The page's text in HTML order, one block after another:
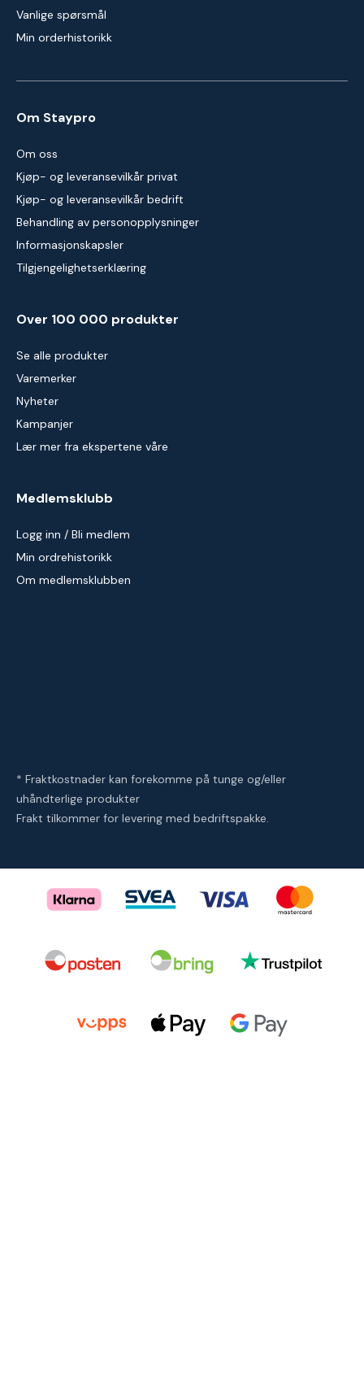
Vanlige spørsmål
Min orderhistorikk
Om Staypro
Om oss
Kjøp- og leveransevilkår privat
Kjøp- og leveransevilkår bedrift
Behandling av personopplysninger
Informasjonskapsler
Tilgjengelighetserklæring
Over 100 000 produkter
Se alle produkter
Varemerker
Nyheter
Kampanjer
Lær mer fra ekspertene våre
Medlemsklubb
Logg inn / Bli medlem
Min ordrehistorikk
Om medlemsklubben
* Fraktkostnader kan forekomme på tunge og/eller
uhåndterlige produkter
Frakt tilkommer for levering med bedriftspakke.